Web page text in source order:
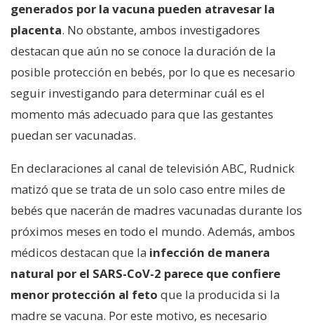
generados por la vacuna pueden atravesar la
placenta. No obstante, ambos investigadores
destacan que aún no se conoce la duración de la
posible protección en bebés, por lo que es necesario
seguir investigando para determinar cuál es el
momento más adecuado para que las gestantes
puedan ser vacunadas.
En declaraciones al canal de televisión ABC, Rudnick
matizó que se trata de un solo caso entre miles de
bebés que nacerán de madres vacunadas durante los
próximos meses en todo el mundo. Además, ambos
médicos destacan que la infección de manera
natural por el SARS-CoV-2 parece que confiere
menor protección al feto que la producida si la
madre se vacuna. Por este motivo, es necesario